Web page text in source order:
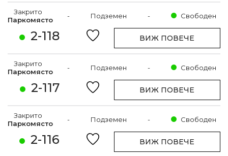
2-118
Закрито
Паркомясто
- Подземен - Свободен
ВИЖ ПОВЕЧЕ
2-117
Закрито
Паркомясто
- Подземен - Свободен
ВИЖ ПОВЕЧЕ
2-116
Закрито
Паркомясто
- Подземен - Свободен
ВИЖ ПОВЕЧЕ